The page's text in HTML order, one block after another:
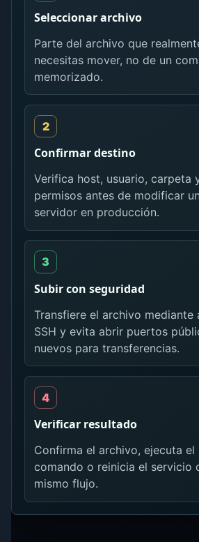
Seleccionar archivo
Parte del archivo que
necesitas mover, no de un
memorizado.
Confirmar destino
Verifica host, usuario, carpeta
permisos antes de modificar un
servidor en producción.
Subir con seguridad
Transfiere el archivo mediante
SSH y evita abrir puertos
nuevos para transferencias.
Verificar resultado
Confirma el archivo, ejecuta el
comando o reinicia el servicio
mismo flujo.